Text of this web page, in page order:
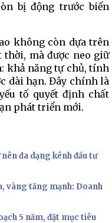
bị động trước biến
không còn dựa trên
mà được neo giữ
khả năng tự chủ, tính
dài hạn. Đây chính là
tố quyết định chất
phát triển mới.
đa dạng kênh đầu tư
vàng tăng mạnh: Doanh
5 năm, đặt mục tiêu